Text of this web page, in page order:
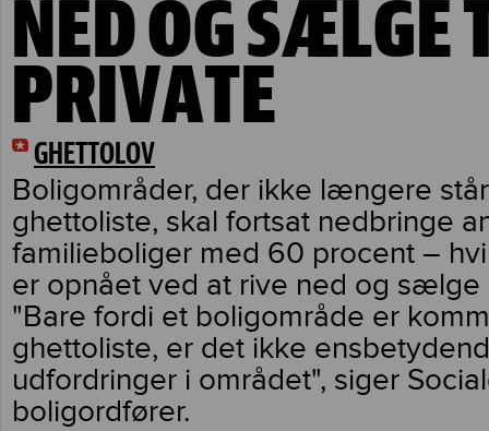
NED OG SÆLGE
PRIVATE
GHETTOLOV
Boligområder, der ikke længere
ghettoliste, skal fortsat nedbringe
familieboliger med 60 procent –
er opnået ved at rive ned og sælge
"Bare fordi et boligområde er
ghettoliste, er det ikke
udfordringer i området", siger
boligordfører.